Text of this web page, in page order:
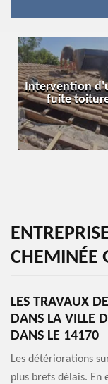
Intervention
fuite
CHEMINÉE
LES TRAVAUX
DANS LA VILLE
DANS LE 14170
Les détériorations
plus brefs délais. En